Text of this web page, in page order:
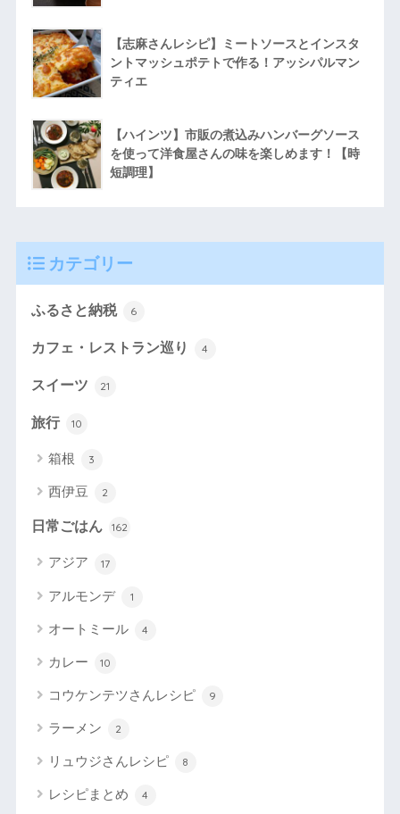
【志麻さんレシピ】ミートソースとインスタ
ントマッシュポテトで作る！アッシパルマン
ティエ
【ハインツ】市販の煮込みハンバーグソース
を使って洋食屋さんの味を楽しめます！【時
短調理】
カテゴリー
ふるさと納税 6
カフェ・レストラン巡り 4
スイーツ 21
旅行 10
箱根 3
西伊豆 2
日常ごはん 162
アジア 17
アルモンデ 1
オートミール 4
カレー 10
コウケンテツさんレシピ 9
ラーメン 2
リュウジさんレシピ 8
レシピまとめ 4